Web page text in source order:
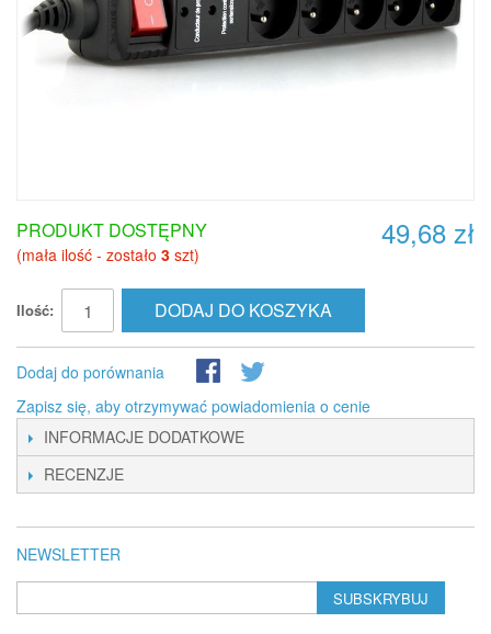
49,68 zł
PRODUKT DOSTĘPNY
(mała ilość - zostało 3 szt)
Ilość: DODAJ DO KOSZYKA
Dodaj do porównania
Zapisz się, aby otrzymywać powiadomienia o cenie
INFORMACJE DODATKOWE
RECENZJE
NEWSLETTER
SUBSKRYBUJ